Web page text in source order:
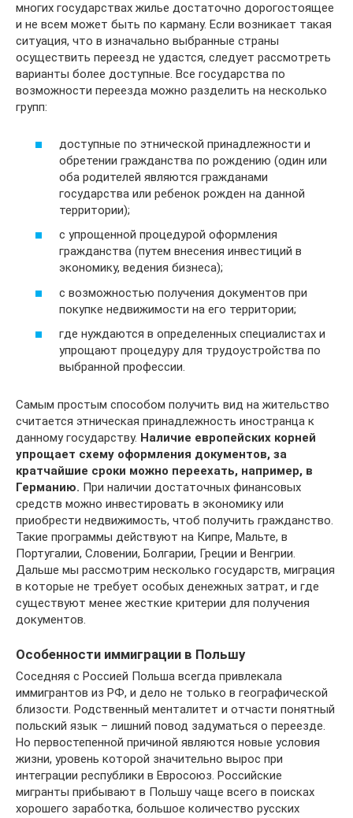
многих государствах жилье достаточно дорогостоящее
и не всем может быть по карману. Если возникает такая
ситуация, что в изначально выбранные страны
осуществить переезд не удастся, следует рассмотреть
варианты более доступные. Все государства по
возможности переезда можно разделить на несколько
групп:
доступные по этнической принадлежности и
обретении гражданства по рождению (один или
оба родителей являются гражданами
государства или ребенок рожден на данной
территории);
с упрощенной процедурой оформления
гражданства (путем внесения инвестиций в
экономику, ведения бизнеса);
с возможностью получения документов при
покупке недвижимости на его территории;
где нуждаются в определенных специалистах и
упрощают процедуру для трудоустройства по
выбранной профессии.
Самым простым способом получить вид на жительство
считается этническая принадлежность иностранца к
данному государству. Наличие европейских корней
упрощает схему оформления документов, за
кратчайшие сроки можно переехать, например, в
Германию. При наличии достаточных финансовых
средств можно инвестировать в экономику или
приобрести недвижимость, чтоб получить гражданство.
Такие программы действуют на Кипре, Мальте, в
Португалии, Словении, Болгарии, Греции и Венгрии.
Дальше мы рассмотрим несколько государств, миграция
в которые не требует особых денежных затрат, и где
существуют менее жесткие критерии для получения
документов.
Особенности иммиграции в Польшу
Соседняя с Россией Польша всегда привлекала
иммигрантов из РФ, и дело не только в географической
близости. Родственный менталитет и отчасти понятный
польский язык – лишний повод задуматься о переезде.
Но первостепенной причиной являются новые условия
жизни, уровень которой значительно вырос при
интеграции республики в Евросоюз. Российские
мигранты прибывают в Польшу чаще всего в поисках
хорошего заработка, большое количество русских